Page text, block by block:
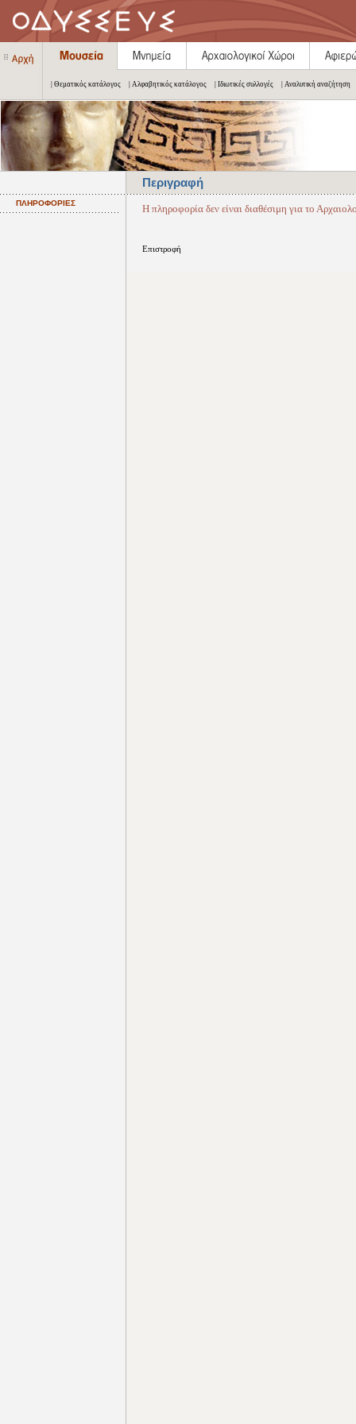
| Θεματικός κατάλογος | Αλφαβητικός κατάλογος | Ιδιωτικές συλλογές | Αναλυτική αναζήτηση
Περιγραφή
ΠΛΗΡΟΦΟΡΙΕΣ Η πληροφορία δεν είναι διαθέσιμη για το
Επιστροφή